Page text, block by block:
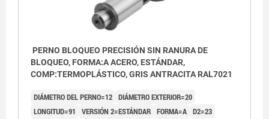
PERNO BLOQUEO PRECISIÓN SIN RANURA DE
BLOQUEO, FORMA:A ACERO, ESTÁNDAR,
COMP:TERMOPLÁSTICO, GRIS ANTRACITA RAL7021
DIÁMETRO DEL PERNO=12 DIÁMETRO EXTERIOR=20
LONGITUD=91
VERSIÓN 2=ESTÁNDAR FORMA=A D2=23